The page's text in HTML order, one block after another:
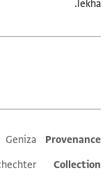
lekha.
metadata
Provenance
Geniza
Collection